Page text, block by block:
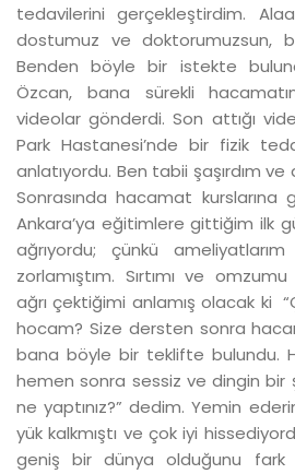
tedavilerini gerçekleştirdim.
dostumuz ve doktorumuzsun,
Benden böyle bir istekte
Özcan, bana sürekli
videolar gönderdi. Son attığı
Park Hastanesi’nde bir fizik
anlatıyordu. Ben tabii şaşırdım
Sonrasında hacamat kurslarına
Ankara’ya eğitimlere gittiğim ilk
ağrıyordu; çünkü
zorlamıştım. Sırtımı ve
ağrı çektiğimi anlamış olacak ki
hocam? Size dersten sonra
bana böyle bir teklifte bulundu.
hemen sonra sessiz ve dingin bir
ne yaptınız?” dedim. Yemin
yük kalkmıştı ve çok iyi
geniş bir dünya olduğunu fark